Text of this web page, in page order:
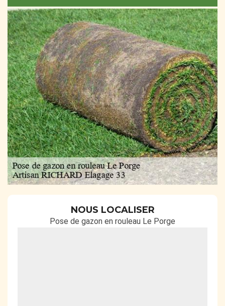
NOUS LOCALISER
Pose de gazon en rouleau Le Porge